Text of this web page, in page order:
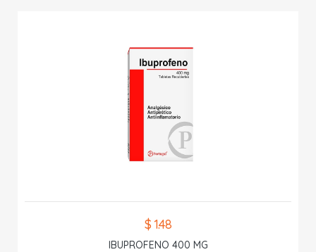
$ 1.48
IBUPROFENO 400 MG